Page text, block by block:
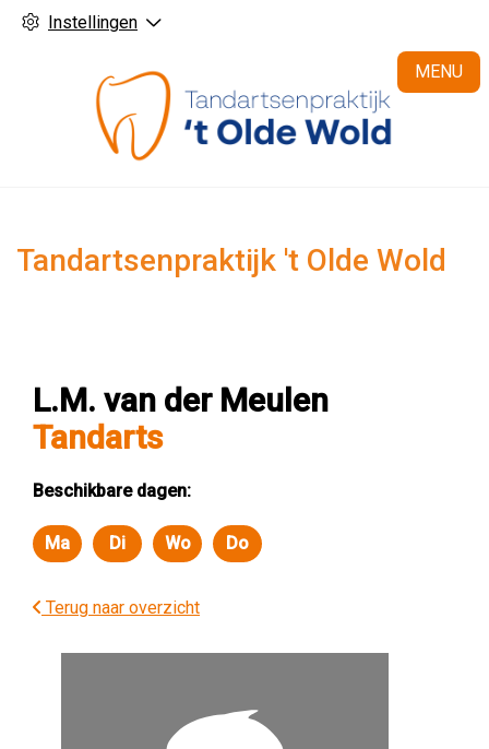
Instellingen
MENU
Tandartsenpraktijk 't Olde Wold
L.M. van der Meulen
Tandarts
Beschikbare dagen:
Maandag
Ma Dinsdag
Di Woensdag
Wo Donderdag
Do
Terug naar overzicht